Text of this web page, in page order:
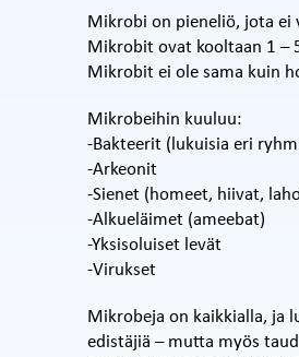
Mikrobi on pieneliö, jota ei
Mikrobit ovat kooltaan 1 –
Mikrobit ei ole sama kuin
Mikrobeihin kuuluu:
-Bakteerit (lukuisia eri
-Arkeonit
-Sienet (homeet, hiivat,
-Alkueläimet (ameebat)
-Yksisoluiset levät
-Virukset
Mikrobeja on kaikkialla, ja
edistäjiä – mutta myös